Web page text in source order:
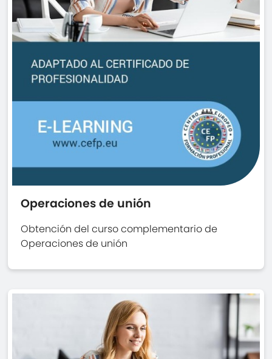
Operaciones de unión
Obtención del curso complementario de
Operaciones de unión